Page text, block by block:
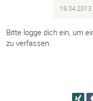
19.04.2013
Bitte logge dich ein, um
zu verfassen.